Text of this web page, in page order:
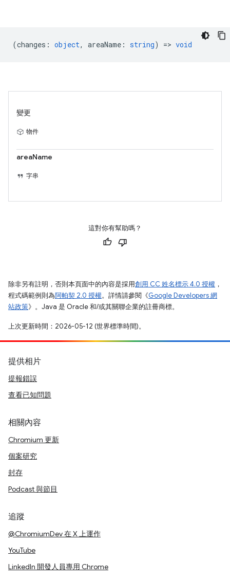
(changes : object, areaName : string) => void
變更
物件
areaName
字串
這對你有幫助嗎？
除非另有註明，否則本頁面中的內容是採用創用 CC 姓名標示 4.0 授權 ，
程式碼範例則為阿帕契 2.0 授權。詳情請參閱《Google Developers 網
站政策》。Java 是 Oracle 和/或其關聯企業的註冊商標。
上次更新時間：2026-05-12 (世界標準時間)。
提供相片
提報錯誤
查看已知問題
相關內容
Chromium 更新
個案研究
封存
Podcast 與節目
追蹤
@ChromiumDev 在 X 上運作
YouTube
LinkedIn 開發人員專用 Chrome